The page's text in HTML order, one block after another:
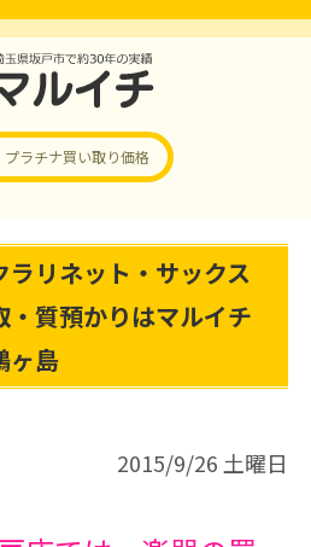
プラチナ買い取り価格
ラリネット・サックス
・質預かりはマルイチ
ヶ島
2015/9/26 土曜日